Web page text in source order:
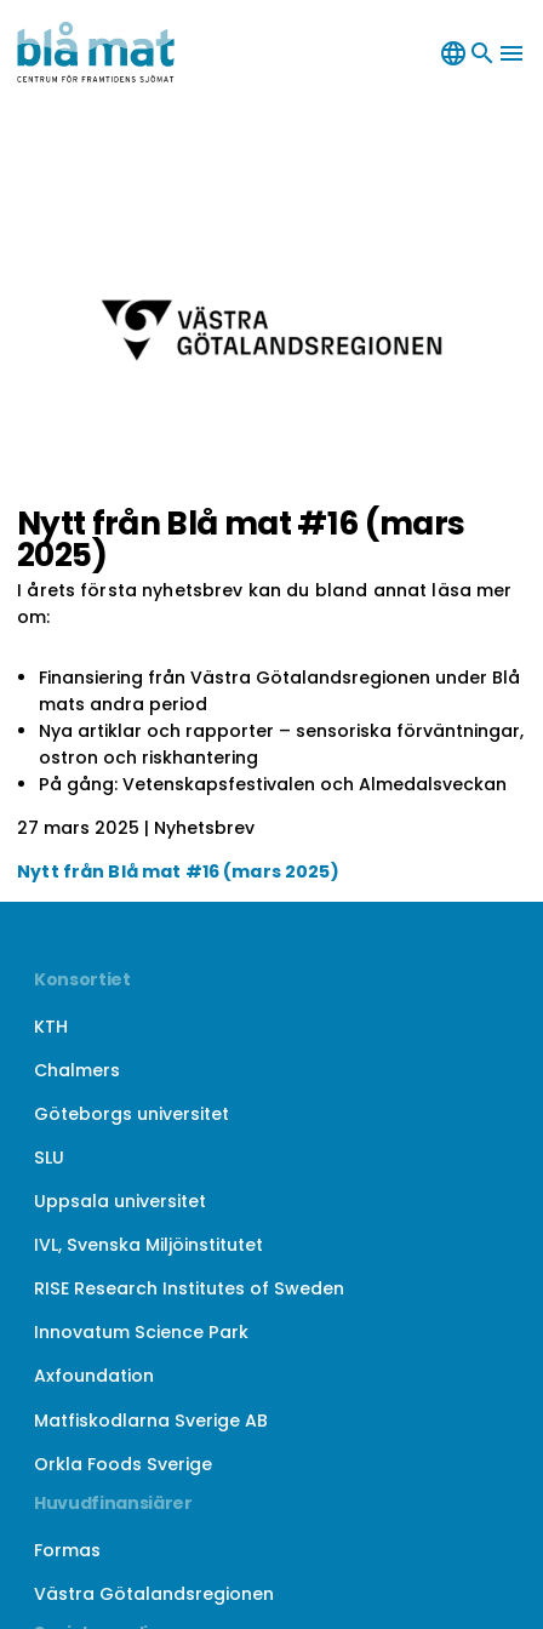
language search menu
Nytt från Blå mat #16 (mars
2025)
I årets första nyhetsbrev kan du bland annat läsa mer
om:
Finansiering från Västra Götalandsregionen under Blå
mats andra period
Nya artiklar och rapporter – sensoriska förväntningar,
ostron och riskhantering
På gång: Vetenskapsfestivalen och Almedalsveckan
27 mars 2025 | Nyhetsbrev
Nytt från Blå mat #16 (mars 2025)
Konsortiet
KTH
Chalmers
Göteborgs universitet
SLU
Uppsala universitet
IVL, Svenska Miljöinstitutet
RISE Research Institutes of Sweden
Innovatum Science Park
Axfoundation
Matfiskodlarna Sverige AB
Orkla Foods Sverige
Huvudfinansiärer
Formas
Västra Götalandsregionen